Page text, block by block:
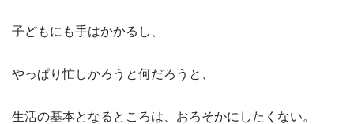
子どもにも手はかかるし、
やっぱり忙しかろうと何だろうと、
生活の基本となるところは、おろそかにしたくない。